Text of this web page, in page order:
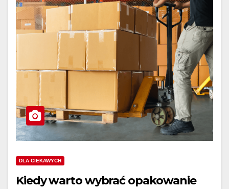
DLA CIEKAWYCH
Kiedy warto wybrać opakowanie